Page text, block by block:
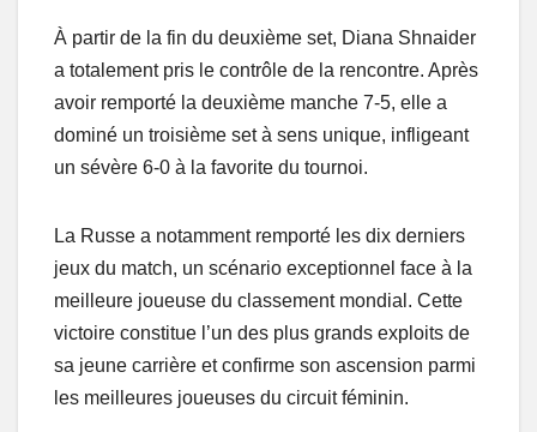
À partir de la fin du deuxième set, Diana Shnaider
a totalement pris le contrôle de la rencontre. Après
avoir remporté la deuxième manche 7-5, elle a
dominé un troisième set à sens unique, infligeant
un sévère 6-0 à la favorite du tournoi.
La Russe a notamment remporté les dix derniers
jeux du match, un scénario exceptionnel face à la
meilleure joueuse du classement mondial. Cette
victoire constitue l’un des plus grands exploits de
sa jeune carrière et confirme son ascension parmi
les meilleures joueuses du circuit féminin.